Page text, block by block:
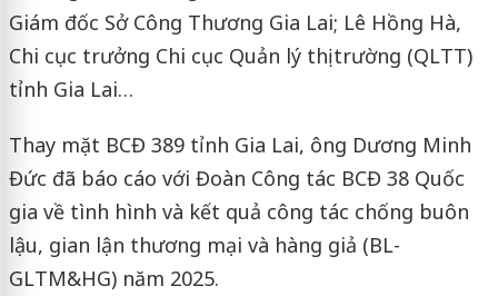
Giám đốc Sở Công Thương Gia Lai; Lê Hồng Hà,
Chi cục trưởng Chi cục Quản lý thị trường (QLTT)
tỉnh Gia Lai…
Thay mặt BCĐ 389 tỉnh Gia Lai, ông Dương Minh
Đức đã báo cáo với Đoàn Công tác BCĐ 38 Quốc
gia về tình hình và kết quả công tác chống buôn
lậu, gian lận thương mại và hàng giả (BL-
GLTM&HG) năm 2025.